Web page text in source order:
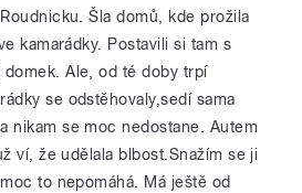
Šla domů, kde prožila
kamarádky. Postavili si tam s
domek. Ale, od té doby trpí
se odstěhovaly,sedí sama
nikam se moc nedostane. Autem
ví, že udělala blbost.Snažím se ji
to nepomáhá. Má ještě od